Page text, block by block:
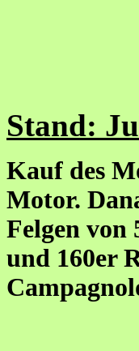
Stand:
Kauf des
Motor.
Felgen von
und 160er